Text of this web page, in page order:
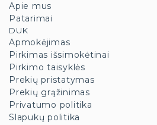
Apie mus
Patarimai
DUK
Apmokėjimas
Pirkimas išsimokėtinai
Pirkimo taisyklės
Prekių pristatymas
Prekių grąžinimas
Privatumo politika
Slapukų politika